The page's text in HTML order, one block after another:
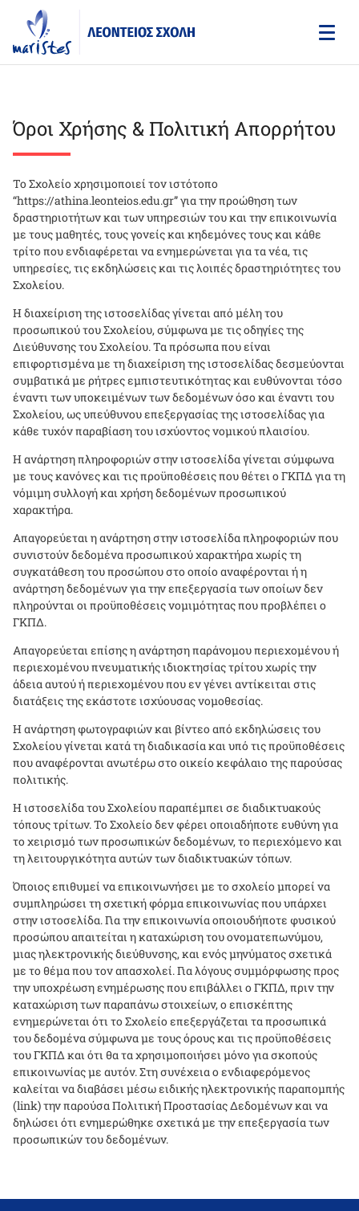
main
content
Όροι Χρήσης & Πολιτική Απορρήτου
Το Σχολείο χρησιμοποιεί τον ιστότοπο
“https://athina.leonteios.edu.gr” για την προώθηση των
δραστηριοτήτων και των υπηρεσιών του και την επικοινωνία
με τους μαθητές, τους γονείς και κηδεμόνες τους και κάθε
τρίτο που ενδιαφέρεται να ενημερώνεται για τα νέα, τις
υπηρεσίες, τις εκδηλώσεις και τις λοιπές δραστηριότητες του
Σχολείου.
Η διαχείριση της ιστοσελίδας γίνεται από μέλη του
προσωπικού του Σχολείου, σύμφωνα με τις οδηγίες της
Διεύθυνσης του Σχολείου. Τα πρόσωπα που είναι
επιφορτισμένα με τη διαχείριση της ιστοσελίδας δεσμεύονται
συμβατικά με ρήτρες εμπιστευτικότητας και ευθύνονται τόσο
έναντι των υποκειμένων των δεδομένων όσο και έναντι του
Σχολείου, ως υπεύθυνου επεξεργασίας της ιστοσελίδας για
κάθε τυχόν παραβίαση του ισχύοντος νομικού πλαισίου.
Η ανάρτηση πληροφοριών στην ιστοσελίδα γίνεται σύμφωνα
με τους κανόνες και τις προϋποθέσεις που θέτει ο ΓΚΠΔ για τη
νόμιμη συλλογή και χρήση δεδομένων προσωπικού
χαρακτήρα.
Απαγορεύεται η ανάρτηση στην ιστοσελίδα πληροφοριών που
συνιστούν δεδομένα προσωπικού χαρακτήρα χωρίς τη
συγκατάθεση του προσώπου στο οποίο αναφέρονται ή η
ανάρτηση δεδομένων για την επεξεργασία των οποίων δεν
πληρούνται οι προϋποθέσεις νομιμότητας που προβλέπει ο
ΓΚΠΔ.
Απαγορεύεται επίσης η ανάρτηση παράνομου περιεχομένου ή
περιεχομένου πνευματικής ιδιοκτησίας τρίτου χωρίς την
άδεια αυτού ή περιεχομένου που εν γένει αντίκειται στις
διατάξεις της εκάστοτε ισχύουσας νομοθεσίας.
Η ανάρτηση φωτογραφιών και βίντεο από εκδηλώσεις του
Σχολείου γίνεται κατά τη διαδικασία και υπό τις προϋποθέσεις
που αναφέρονται ανωτέρω στο οικείο κεφάλαιο της παρούσας
πολιτικής.
H ιστοσελίδα του Σχολείου παραπέμπει σε διαδικτυακούς
τόπους τρίτων. Το Σχολείο δεν φέρει οποιαδήποτε ευθύνη για
το χειρισμό των προσωπικών δεδομένων, το περιεχόμενο και
τη λειτουργικότητα αυτών των διαδικτυακών τόπων.
Όποιος επιθυμεί να επικοινωνήσει με το σχολείο μπορεί να
συμπληρώσει τη σχετική φόρμα επικοινωνίας που υπάρχει
στην ιστοσελίδα. Για την επικοινωνία οποιουδήποτε φυσικού
προσώπου απαιτείται η καταχώριση του ονοματεπωνύμου,
μιας ηλεκτρονικής διεύθυνσης, και ενός μηνύματος σχετικά
με το θέμα που τον απασχολεί. Για λόγους συμμόρφωσης προς
την υποχρέωση ενημέρωσης που επιβάλλει ο ΓΚΠΔ, πριν την
καταχώριση των παραπάνω στοιχείων, ο επισκέπτης
ενημερώνεται ότι το Σχολείο επεξεργάζεται τα προσωπικά
του δεδομένα σύμφωνα με τους όρους και τις προϋποθέσεις
του ΓΚΠΔ και ότι θα τα χρησιμοποιήσει μόνο για σκοπούς
επικοινωνίας με αυτόν. Στη συνέχεια ο ενδιαφερόμενος
καλείται να διαβάσει μέσω ειδικής ηλεκτρονικής παραπομπής
(link) την παρούσα Πολιτική Προστασίας Δεδομένων και να
δηλώσει ότι ενημερώθηκε σχετικά με την επεξεργασία των
προσωπικών του δεδομένων.